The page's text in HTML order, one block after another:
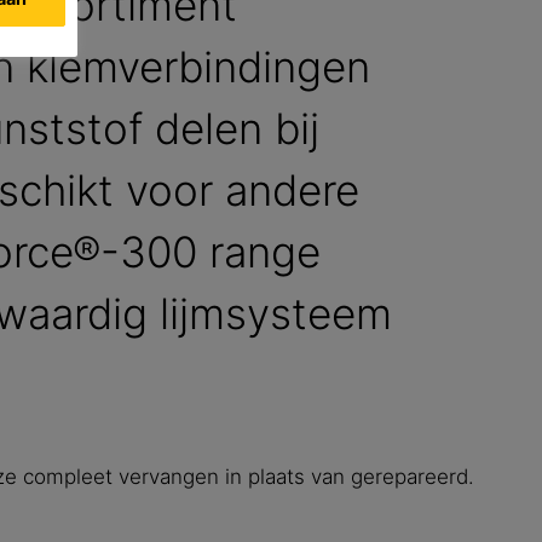
klemverbindingen
delen bij
voor andere
300 range
lijmsysteem
compleet vervangen in plaats van gerepareerd.